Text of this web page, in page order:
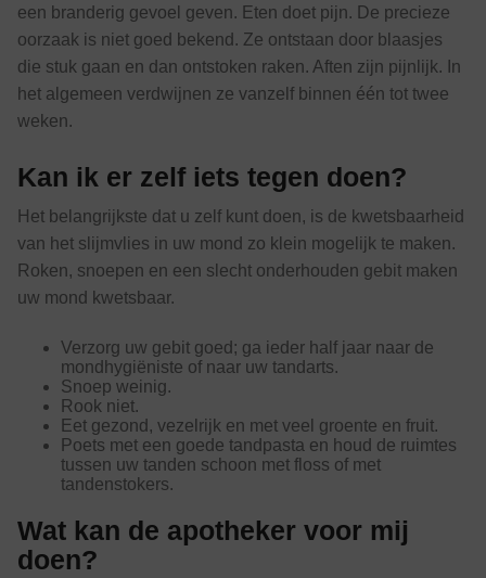
een branderig gevoel geven. Eten doet pijn. De precieze
oorzaak is niet goed bekend. Ze ontstaan door blaasjes
die stuk gaan en dan ontstoken raken. Aften zijn pijnlijk. In
het algemeen verdwijnen ze vanzelf binnen één tot twee
weken.
Kan ik er zelf iets tegen doen?
Het belangrijkste dat u zelf kunt doen, is de kwetsbaarheid
van het slijmvlies in uw mond zo klein mogelijk te maken.
Roken, snoepen en een slecht onderhouden gebit maken
uw mond kwetsbaar.
Verzorg uw gebit goed; ga ieder half jaar naar de
mondhygiëniste of naar uw tandarts.
Snoep weinig.
Rook niet.
Eet gezond, vezelrijk en met veel groente en fruit.
Poets met een goede tandpasta en houd de ruimtes
tussen uw tanden schoon met floss of met
tandenstokers.
Wat kan de apotheker voor mij
doen?